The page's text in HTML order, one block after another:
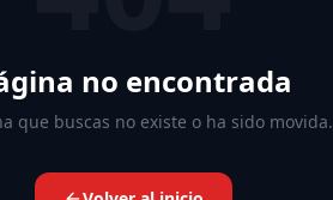
no encontrada
que buscas no existe o ha sido movida.